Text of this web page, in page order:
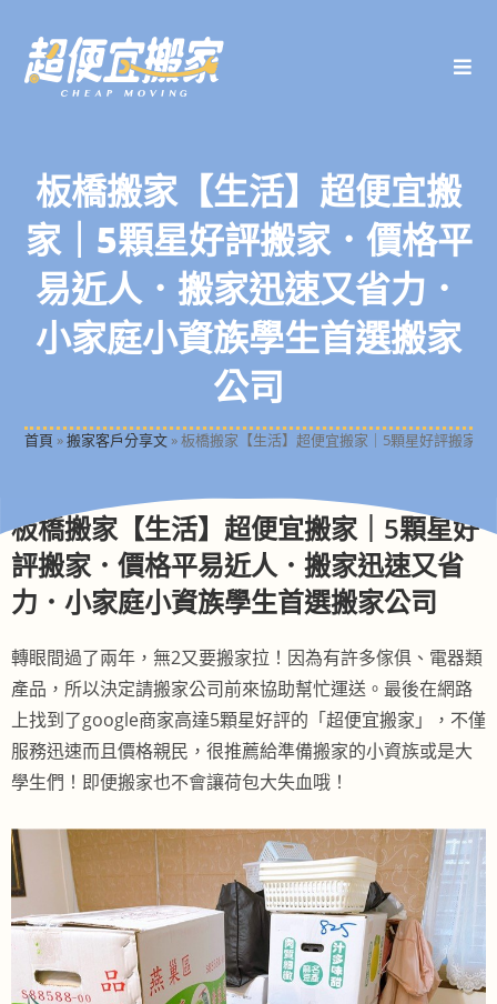
板橋搬家【生活】超便宜搬
家｜5顆星好評搬家．價格平
易近人．搬家迅速又省力．
小家庭小資族學生首選搬家
公司
首頁 »搬家客戶分享文»板橋搬家【生活】超便宜搬家｜5顆星好評搬家
板橋搬家【生活】超便宜搬家｜5顆星好
評搬家．價格平易近人．搬家迅速又省
力．小家庭小資族學生首選搬家公司
轉眼間過了兩年，無2又要搬家拉！因為有許多傢俱、電器類
產品，所以決定請搬家公司前來協助幫忙運送。最後在網路
上找到了google商家高達5顆星好評的「超便宜搬家」，不僅
服務迅速而且價格親民，很推薦給準備搬家的小資族或是大
學生們！即便搬家也不會讓荷包大失血哦！